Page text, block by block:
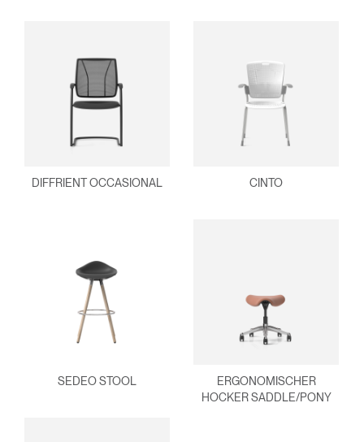
DIFFRIENT OCCASIONAL CINTO
SEDEO STOOL
ERGONOMISCHER
HOCKER SADDLE/PONY